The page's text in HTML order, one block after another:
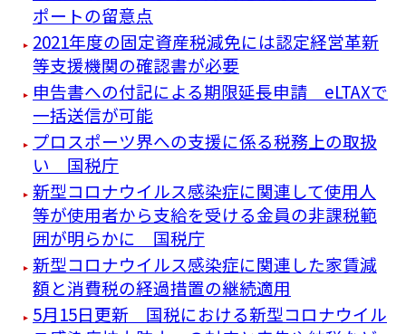
ポートの留意点
2021年度の固定資産税減免には認定経営革新
等支援機関の確認書が必要
申告書への付記による期限延長申請 eLTAXで
一括送信が可能
プロスポーツ界への支援に係る税務上の取扱
い 国税庁
新型コロナウイルス感染症に関連して使用人
等が使用者から支給を受ける金員の非課税範
囲が明らかに 国税庁
新型コロナウイルス感染症に関連した家賃減
額と消費税の経過措置の継続適用
5月15日更新 国税における新型コロナウイル